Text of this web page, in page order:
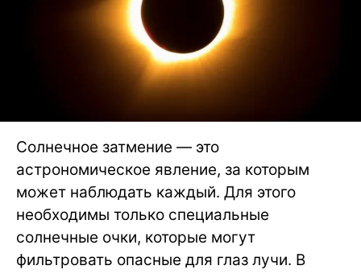
Солнечное затмение — это
астрономическое явление, за которым
может наблюдать каждый. Для этого
необходимы только специальные
солнечные очки, которые могут
фильтровать опасные для глаз лучи. В